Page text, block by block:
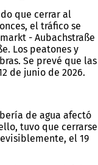
que cerrar al
el tráfico se
- Aubachstraße
Los peatones y
Se prevé que las
de junio de 2026.
de agua afectó
tuvo que cerrarse
el 19